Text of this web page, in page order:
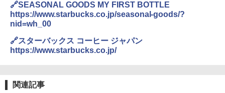
🔗SEASONAL GOODS MY FIRST BOTTLE
https://www.starbucks.co.jp/seasonal-goods/?
nid=wh_00
🔗スターバックス コーヒー ジャパン
https://www.starbucks.co.jp/
関連記事